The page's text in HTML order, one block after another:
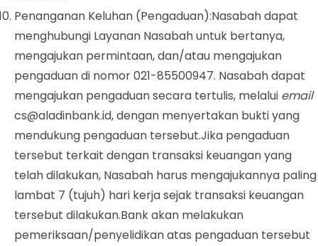
Penanganan Keluhan (Pengaduan):Nasabah dapat
menghubungi Layanan Nasabah untuk bertanya,
mengajukan permintaan, dan/atau mengajukan
pengaduan di nomor 021-85500947. Nasabah dapat
mengajukan pengaduan secara tertulis, melalui email
cs@aladinbank.id, dengan menyertakan bukti yang
mendukung pengaduan tersebut.Jika pengaduan
tersebut terkait dengan transaksi keuangan yang
telah dilakukan, Nasabah harus mengajukannya paling
lambat 7 (tujuh) hari kerja sejak transaksi keuangan
tersebut dilakukan.Bank akan melakukan
pemeriksaan/penyelidikan atas pengaduan tersebut